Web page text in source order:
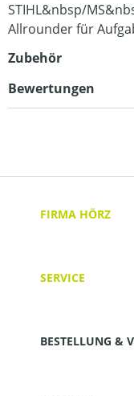
STIHL&nbsp/
Allrounder für
Zubehör
Bewertungen
FIRMA HÖRZ
SERVICE
BESTELLUNG &